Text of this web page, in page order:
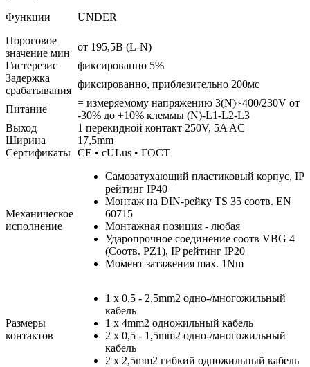
Функции
UNDER
Пороговое
значение мин
от 195,5В (L-N)
Гистерезис
фиксированно 5%
Задержка
срабатывания
фиксированно, приблезительно 200мс
Питание
= измеряемому напряжению 3(N)~400/230V от
-30% до +10% клеммы (N)-L1-L2-L3
Выход
1 перекидной контакт 250V, 5A AC
Ширина
17,5mm
Сертификаты CE • cULus • ГОСТ
Механическое
исполнение
Самозатухающий пластиковый корпус, IP
рейтинг IP40
Монтаж на DIN-рейку TS 35 соотв. EN
60715
Монтажная позиция - любая
Ударопрочное соединение соотв VBG 4
(Соотв. PZ1), IP рейтинг IP20
Момент затяжения max. 1Nm
Размеры
контактов
1 x 0,5 - 2,5mm2 одно-/многожильный
кабель
1 x 4mm2 одножильный кабель
2 x 0,5 - 1,5mm2 одно-/многожильный
кабель
2 x 2,5mm2 гибкий одножильный кабель